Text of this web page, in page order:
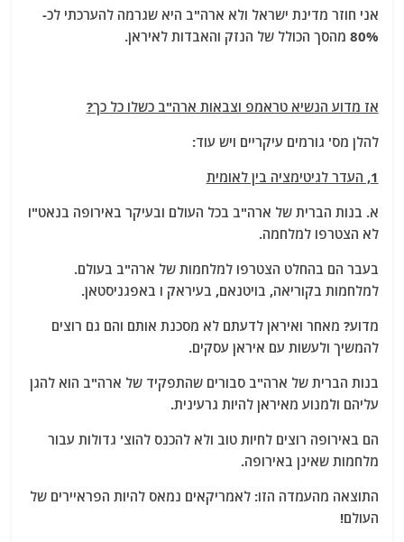
אני חוזר מדינת ישראל ולא ארה"ב היא שגרמה להערכתי לכ-
80% מהסך הכולל של הנזק והאבדות לאיראן.
אז מדוע הנשיא טראמפ וצבאות ארה"ב כשלו כל כך?
להלן מס' גורמים עיקריים ויש עוד:
1, העדר לגיטימציה בין לאומית
א. בנות הברית של ארה"ב בכל העולם ובעיקר באירופה בנאט"ו
לא הצטרפו למלחמה.
בעבר הם בהחלט הצטרפו למלחמות של ארה"ב בעולם.
למלחמות בקוריאה, בויטנאם, בעיראק ו באפגניסטאן.
מדוע? מאחר ואיראן לדעתם לא מסכנת אותם והם גם רוצים
להמשיך ולעשות עם איראן עסקים.
בנות הברית של ארה"ב סבורים שהתפקיד של ארה"ב הוא להגן
עליהם ולמנוע מאיראן להיות גרעינית.
הם באירופה רוצים לחיות טוב ולא להכנס להוצ' גדולות עבור
מלחמות שאינן באירופה.
התוצאה מהעמדה הזו: לאמריקאים נמאס להיות הפראיירים של
העולם!